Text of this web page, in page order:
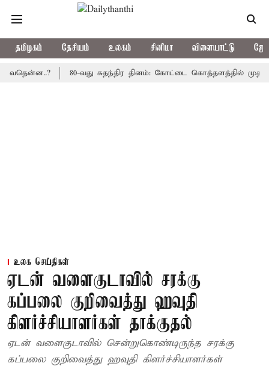
தமிழகம் தேசியம் உலகம் சினிமா விளையாட்டு
80-வது சுதந்திர தினம்: கோட்டை கொத்தளத்தில் முதல்
உலக செய்திகள்
ஏடன் வளைகுடாவில் சரக்கு
கப்பலை குறிவைத்து ஹவுதி
கிளர்ச்சியாளர்கள் தாக்குதல்
ஏடன் வளைகுடாவில் சென்றுகொண்டிருந்த சரக்கு
கப்பலை குறிவைத்து ஹவுதி கிளர்ச்சியாளர்கள்